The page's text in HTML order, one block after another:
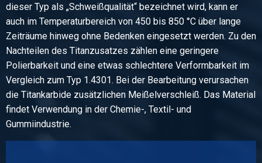
Bruttopreis
Wählen Sie
Artikelnummer
2400-0040-70
Beschreibung
Wgw Rfs 1.4541 (321) Rund 70 Hl 6 mtr
Stück pro KG
Bruttopreis
dieser Typ als „Schweißqualität“ bezeichnet wird, kann er
auch im Temperaturbereich von 450 bis 850 °C über lange
Zeiträume hinweg ohne Bedenken eingesetzt werden. Zu den
Nachteilen des Titanzusatzes zählen eine geringere
Polierbarkeit und eine etwas schlechtere Verformbarkeit im
Vergleich zum Typ 1.4301. Bei der Bearbeitung verursachen
die Titankarbide zusätzlichen Meißelverschleiß. Das Material
findet Verwendung in der Chemie-, Textil- und
Gummiindustrie.